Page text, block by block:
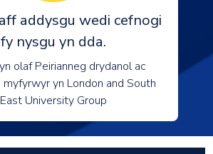
addysgu wedi cefnogi
fy nysgu yn dda.
olaf Peirianneg drydanol ac
yn London and South
East University Group